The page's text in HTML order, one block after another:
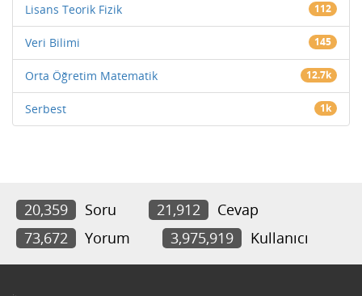
Lisans Teorik Fizik 112
Veri Bilimi 145
Orta Öğretim Matematik 12.7k
Serbest 1k
20,359 Soru 21,912
Cevap
73,672
Yorum 3,975,919 Kullanıcı